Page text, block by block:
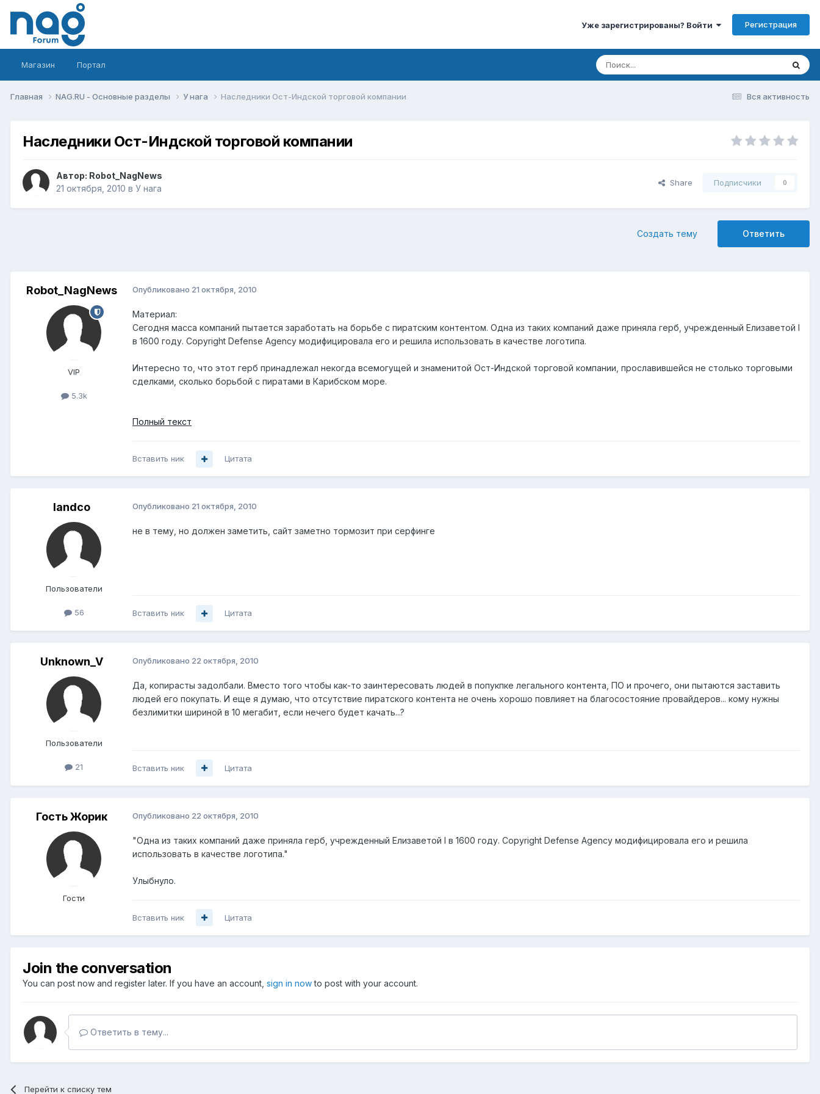
Уже зарегистрированы? Войти Регистрация
Магазин Портал
Вся активность
Главная NAG.RU - Основные разделы У нага Наследники Ост-Индской торговой компании
Наследники Ост-Индской торговой компании
Автор: Robot_NagNews
21 октября, 2010 в У нага
Share Подписчики 0
Ответить
Создать тему
Robot_NagNews
VIP
5.3k
Опубликовано 21 октября, 2010
Материал:
Сегодня масса компаний пытается заработать на борьбе с пиратским контентом. Одна из таких компаний даже приняла герб, учрежденный Елизаветой I
в 1600 году. Copyright Defense Agency модифицировала его и решила использовать в качестве логотипа.
Интересно то, что этот герб принадлежал некогда всемогущей и знаменитой Ост-Индской торговой компании, прославившейся не столько торговыми
сделками, сколько борьбой с пиратами в Карибском море.
Полный текст
Вставить ник Цитата
landco
Пользователи
56
Опубликовано 21 октября, 2010
не в тему, но должен заметить, сайт заметно тормозит при серфинге
Вставить ник Цитата
Unknown_V
Пользователи
21
Опубликовано 22 октября, 2010
Да, копирасты задолбали. Вместо того чтобы как-то заинтересовать людей в попукпке легального контента, ПО и прочего, они пытаются заставить
людей его покупать. И еще я думаю, что отсутствие пиратского контента не очень хорошо повлияет на благосостояние провайдеров... кому нужны
безлимитки шириной в 10 мегабит, если нечего будет качать...?
Вставить ник Цитата
Гость Жорик
Гости
Опубликовано 22 октября, 2010
"Одна из таких компаний даже приняла герб, учрежденный Елизаветой I в 1600 году. Copyright Defense Agency модифицировала его и решила
использовать в качестве логотипа."
Улыбнуло.
Вставить ник Цитата
Join the conversation
You can post now and register later. If you have an account, sign in nowto post with your account.
Ответить в тему...
Перейти к списку тем